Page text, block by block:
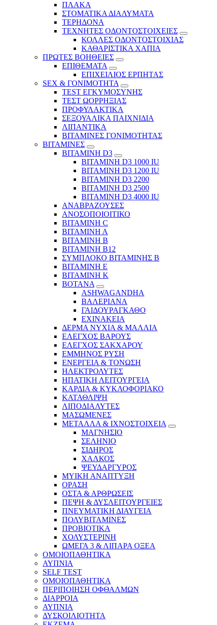
ΠΛΑΚΑ
ΣΤΟΜΑΤΙΚΑ ΔΙΑΛΥΜΑΤΑ
ΤΕΡΗΔΟΝΑ
ΤΕΧΝΗΤΕΣ ΟΔΟΝΤΟΣΤΟΙΧΕΙΕΣ
ΚΟΛΛΕΣ ΟΔΟΝΤΟΣΤΟΙΧΙΑΣ
ΚΑΘΑΡΙΣΤΙΚΑ ΧΑΠΙΑ
ΠΡΩΤΕΣ ΒΟΗΘΕΙΕΣ
ΕΠΙΘΕΜΑΤΑ
ΕΠΙΧΕΙΛΙΟΣ ΕΡΠΗΤΑΣ
SEX & ΓΟΝΙΜΟΤΗΤΑ
TEST ΕΓΚΥΜΟΣΥΝΗΣ
ΤΕΣΤ ΩΟΡΡΗΞΙΑΣ
ΠΡΟΦΥΛΑΚΤΙΚΑ
ΣΕΞΟΥΑΛΙΚΑ ΠΑΙΧΝΙΔΙΑ
ΛΙΠΑΝΤΙΚΑ
ΒΙΤΑΜΙΝΕΣ ΓΟΝΙΜΟΤΗΤΑΣ
ΒΙΤΑΜΙΝΕΣ
ΒΙΤΑΜΙΝΗ D3
ΒΙΤΑΜΙΝΗ D3 1000 IU
ΒΙΤΑΜΙΝΗ D3 1200 IU
ΒΙΤΑΜΙΝΗ D3 2200
ΒΙΤΑΜΙΝΗ D3 2500
BITAMINH D3 4000 IU
ΑΝΑΒΡΑΖΟΥΣΕΣ
ΑΝΟΣΟΠΟΙΟΙΤΙΚΟ
ΒΙΤΑΜΙΝΗ C
ΒΙΤΑΜΙΝΗ Α
ΒΙΤΑΜΙΝΗ Β
ΒΙΤΑΜΙΝΗ Β12
ΣΥΜΠΛΟΚΟ ΒΙΤΑΜΙΝΗΣ Β
ΒΙΤΑΜΙΝΗ Ε
ΒΙΤΑΜΙΝΗ Κ
ΒΟΤΑΝΑ
ASHWAGANDHA
ΒΑΛΕΡΙΑΝΑ
ΓΑΙΔΟΥΡΑΓΚΑΘΟ
ΕΧΙΝΑΚΕΙΑ
ΔΕΡΜΑ ΝΥΧΙΑ & ΜΑΛΛΙΑ
ΕΛΕΓΧΟΣ ΒΑΡΟΥΣ
ΕΛΕΓΧΟΣ ΣΑΚΧΑΡΟΥ
ΕΜΜΗΝΟΣ ΡΥΣΗ
ΕΝΕΡΓΕΙΑ & ΤΟΝΩΣΗ
ΗΛΕΚΤΡΟΛΥΤΕΣ
ΗΠΑΤΙΚΗ ΛΕΙΤΟΥΡΓΕΙΑ
ΚΑΡΔΙΑ & ΚΥΚΛΟΦΟΡΙΑΚΟ
ΚΑΤΑΘΛΙΨΗ
ΛΙΠΟΔΙΑΛΥΤΕΣ
ΜΑΣΩΜΕΝΕΣ
ΜΕΤΑΛΛΑ & ΙΧΝΟΣΤΟΙΧΕΙΑ
ΜΑΓΝΗΣΙΟ
ΣΕΛΗΝΙΟ
ΣΙΔΗΡΟΣ
ΧΑΛΚΟΣ
ΨΕΥΔΑΡΓΥΡΟΣ
ΜΥΙΚΗ ΑΝΑΠΤΥΞΗ
ΟΡΑΣΗ
ΟΣΤΑ & ΑΡΘΡΩΣΕΙΣ
ΠΕΨΗ & ΔΥΣΛΕΙΤΟΥΡΓΕΙΕΣ
ΠΝΕΥΜΑΤΙΚΗ ΔΙΑΥΓΕΙΑ
ΠΟΛΥΒΙΤΑΜΙΝΕΣ
ΠΡΟΒΙΟΤΙΚΑ
ΧΟΛΥΣΤΕΡΙΝΗ
ΩΜΕΓΑ 3 & ΛΙΠΑΡΑ ΟΞΕΑ
ΟΜΟΙΟΠΑΘΗΤΙΚΑ
ΑΥΠΝΙΑ
SELF TEST
ΟΜΟΙΟΠΑΘΗΤΙΚΑ
ΠΕΡΙΠΟΙΗΣΗ ΟΦΘΑΛΜΩΝ
ΔΙΑΡΡΟΙΑ
ΑΥΠΝΙΑ
ΔΥΣΚΟΙΛΙΟΤΗΤΑ